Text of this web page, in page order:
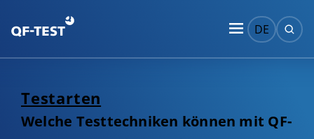
DE
Testarten
Welche Testtechniken können mit QF-